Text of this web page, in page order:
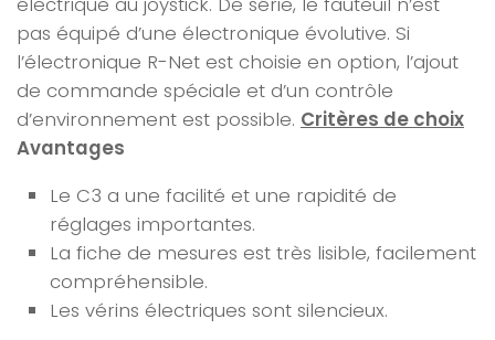
pas équipé d’une électronique évolutive. Si
l’électronique R-Net est choisie en option, l’ajout
de commande spéciale et d’un contrôle
d’environnement est possible. Critères de choix
Avantages
Le C3 a une facilité et une rapidité de
réglages importantes.
La fiche de mesures est très lisible, facilement
compréhensible.
Les vérins électriques sont silencieux.